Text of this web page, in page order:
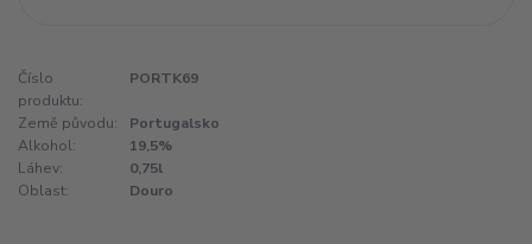
Číslo
produktu:
PORTK69
Země původu:
Portugalsko
Alkohol:
19,5%
Láhev:
0,75l
Oblast:
Douro